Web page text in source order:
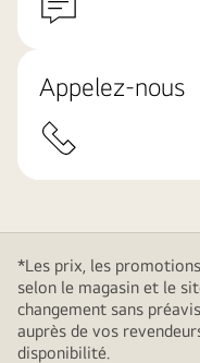
Appelez-nous
*Les prix, les
selon le magasin et le
changement sans
auprès de vos
disponibilité.